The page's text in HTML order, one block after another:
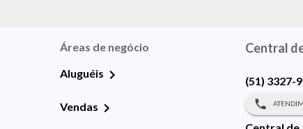
Áreas de negócio
Aluguéis
Vendas
Central
(51) 3327-